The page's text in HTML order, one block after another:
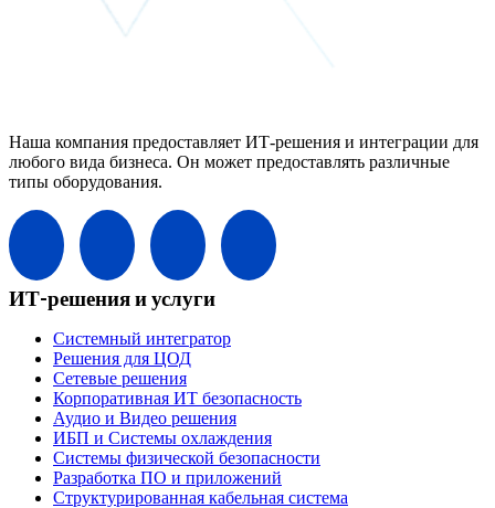
Наша компания предоставляет ИТ-решения и интеграции для
любого вида бизнеса. Он может предоставлять различные
типы оборудования.
ИТ-решения и услуги
Системный интегратор
Решения для ЦОД
Сетевые решения
Корпоративная ИТ безопасность
Аудио и Видео решения
ИБП и Системы охлаждения
Системы физической безопасности
Разработка ПО и приложений
Структурированная кабельная система